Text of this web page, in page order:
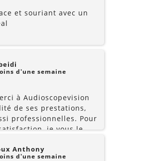
et souriant avec un
d'une semaine
à Audioscopevision
de ses prestations,
professionnelles. Pour
je vous le
Anthony
d'une semaine